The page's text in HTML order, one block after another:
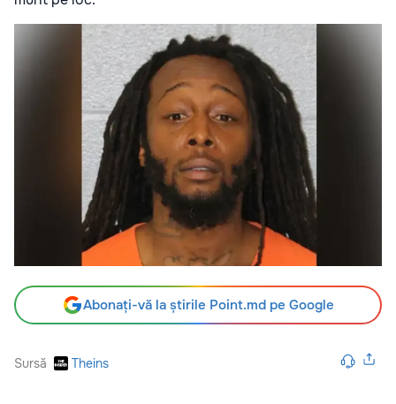
Abonați-vă la știrile Point.md pe Google
Sursă Theins